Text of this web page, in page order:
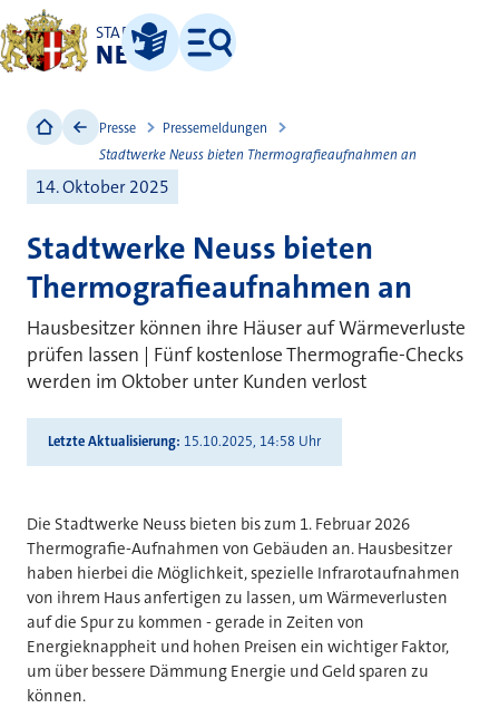
STADT
NEUSS
Leichte Sprache
Menü
Presse
Pressemeldungen
Stadtwerke Neuss bieten Thermografieaufnahmen an
14. Oktober 2025
Stadtwerke Neuss bieten
Thermografieaufnahmen an
Hausbesitzer können ihre Häuser auf Wärmeverluste
prüfen lassen | Fünf kostenlose Thermografie-Checks
werden im Oktober unter Kunden verlost
Letzte Aktualisierung 15.10.2025, 14:58 Uhr
Die Stadtwerke Neuss bieten bis zum 1. Februar 2026
Thermografie-Aufnahmen von Gebäuden an. Hausbesitzer
haben hierbei die Möglichkeit, spezielle Infrarotaufnahmen
von ihrem Haus anfertigen zu lassen, um Wärmeverlusten
auf die Spur zu kommen - gerade in Zeiten von
Energieknappheit und hohen Preisen ein wichtiger Faktor,
um über bessere Dämmung Energie und Geld sparen zu
können.